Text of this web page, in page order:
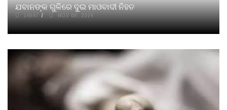
ଯବାନଙ୍କ ଗୁଳିରେ ଦୁଇ ମାଓବାଦୀ ନିହତ
14847 NOV 09, 2024